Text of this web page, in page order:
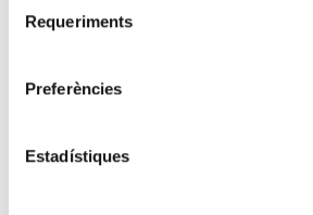
Requeriments
Preferències
Estadístiques
Per la seva banda, el soci de Pear
exposat com la seva trajectòria
líder» i establir les bases d’un bon
capacitat d’adaptació».